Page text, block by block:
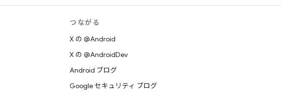
つながる
X の @Android
X の @AndroidDev
Android ブログ
Google セキュリティ ブログ